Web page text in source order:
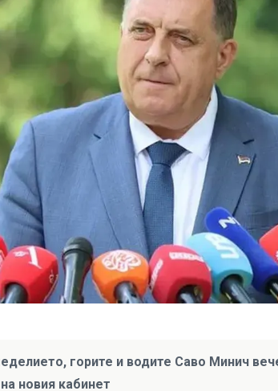
горите и водите Саво Минич
новия кабинет